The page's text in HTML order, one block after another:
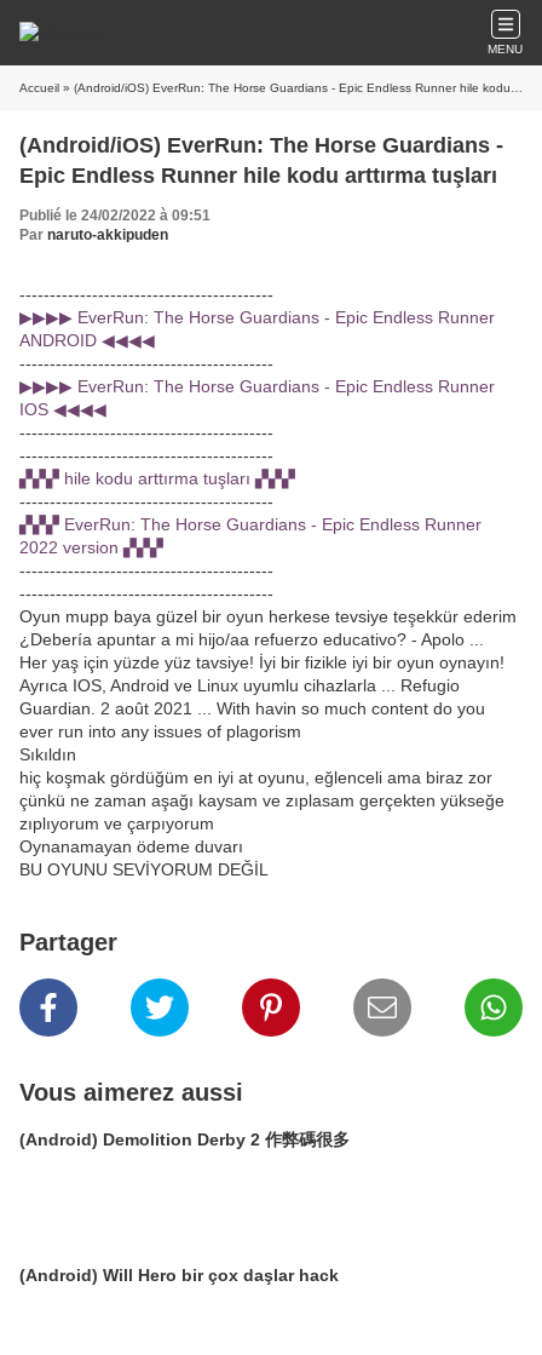
MENU
Accueil » (Android/iOS) EverRun: The Horse Guardians - Epic Endless Runner hile kodu arttırma tuşları
(Android/iOS) EverRun: The Horse Guardians -
Epic Endless Runner hile kodu arttırma tuşları
Publié le 24/02/2022 à 09:51
Par naruto-akkipuden
------------------------------------------
▶▶▶▶ EverRun: The Horse Guardians - Epic Endless Runner
ANDROID ◀◀◀◀
------------------------------------------
▶▶▶▶ EverRun: The Horse Guardians - Epic Endless Runner
IOS ◀◀◀◀
------------------------------------------
------------------------------------------
▞▞▞ hile kodu arttırma tuşları ▞▞▞
------------------------------------------
▞▞▞ EverRun: The Horse Guardians - Epic Endless Runner
2022 version ▞▞▞
------------------------------------------
------------------------------------------
Oyun mupp baya güzel bir oyun herkese tevsiye teşekkür ederim
¿Debería apuntar a mi hijo/aa refuerzo educativo? - Apolo ...
Her yaş için yüzde yüz tavsiye! İyi bir fizikle iyi bir oyun oynayın!
Ayrıca IOS, Android ve Linux uyumlu cihazlarla ... Refugio
Guardian. 2 août 2021 ... With havin so much content do you
ever run into any issues of plagorism
Sıkıldın
hiç koşmak gördüğüm en iyi at oyunu, eğlenceli ama biraz zor
çünkü ne zaman aşağı kaysam ve zıplasam gerçekten yükseğe
zıplıyorum ve çarpıyorum
Oynanamayan ödeme duvarı
BU OYUNU SEVİYORUM DEĞİL
Partager
Vous aimerez aussi
(Android) Demolition Derby 2 作弊碼很多
(Android) Will Hero bir çox daşlar hack